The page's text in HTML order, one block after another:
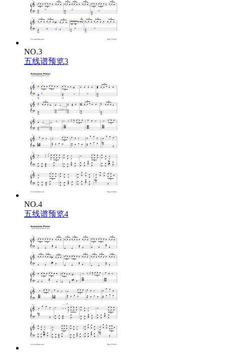
Used to play pretend, used to play pretend, bunny
We used to play pretend, wake up, you need the money
Used to play pretend, used to play pretend, bunny
We used to play pretend, wake up, you need the money
We used to play pretend, give each other different names,
We would build a rocket ship and then we'd fly it far away,
Used to dream of outer space but now they're laughing at our face,
NO.3
五线谱预览3
NO.4
五线谱预览4